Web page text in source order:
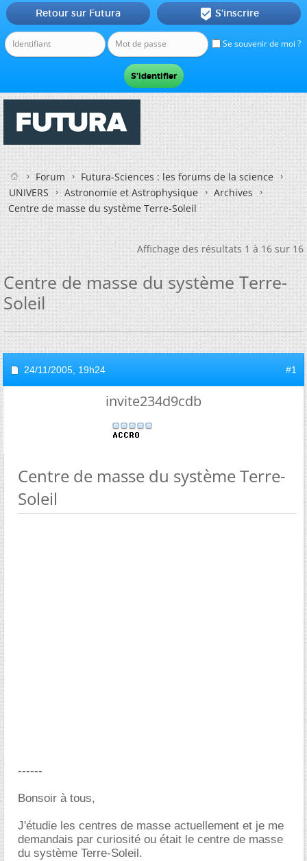
Se souvenir de moi ?
Retour sur Futura  S'inscrire
Forum
Futura-Sciences : les forums de la science
UNIVERS
Astronomie et Astrophysique
Archives
Centre de masse du système Terre-Soleil
Affichage des résultats 1 à 16 sur 16
Centre de masse du système Terre-
Soleil
24/11/2005, 19h24 #1
invite234d9cdb
Centre de masse du système Terre-
Soleil
------
Bonsoir à tous,
J'étudie les centres de masse actuellement et je me
demandais par curiosité ou était le centre de masse
du système Terre-Soleil.